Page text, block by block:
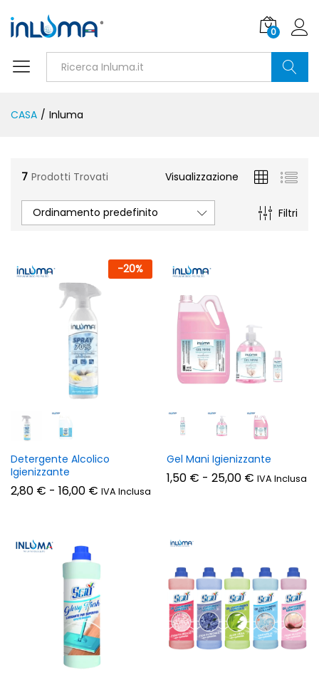
0
CASA / Inluma
7 Prodotti Trovati Visualizzazione
Filtri
Ordinamento predefinito
-20%
Detergente Alcolico
Igienizzante
2,80 € - 16,00 € Fascia
IVA Inclusa
Gel Mani Igienizzante
1,50 € - 25,00 € Fascia
IVA Inclusa